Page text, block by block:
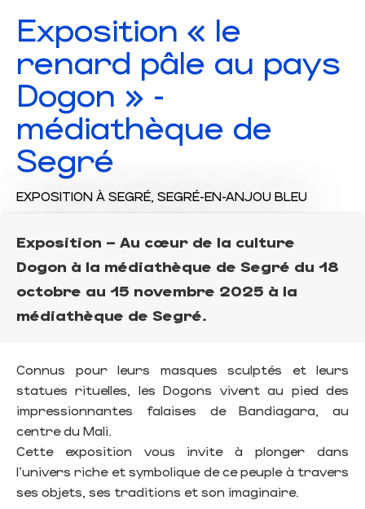
Exposition « le
renard pâle au pays
Dogon » -
médiathèque de
Segré
EXPOSITION À SEGRÉ, SEGRÉ-EN-ANJOU BLEU
Exposition – Au cœur de la culture
Dogon à la médiathèque de Segré du 18
octobre au 15 novembre 2025 à la
médiathèque de Segré.
Connus pour leurs masques sculptés et leurs
statues rituelles, les Dogons vivent au pied des
impressionnantes falaises de Bandiagara, au
centre du Mali.
Cette exposition vous invite à plonger dans
l’univers riche et symbolique de ce peuple à travers
ses objets, ses traditions et son imaginaire.